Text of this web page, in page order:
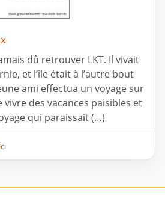
dû retrouver LKT. Il vivait
et l’île était à l’autre bout
ami effectua un voyage sur
des vacances paisibles et
qui paraissait (…)